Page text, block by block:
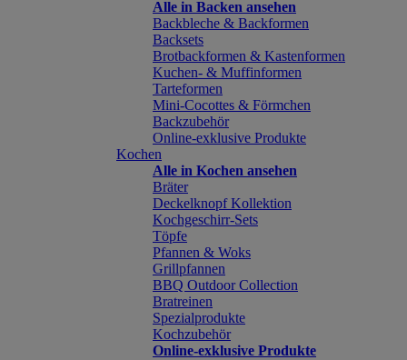
Alle in Backen ansehen
Backbleche & Backformen
Backsets
Brotbackformen & Kastenformen
Kuchen- & Muffinformen
Tarteformen
Mini-Cocottes & Förmchen
Backzubehör
Online-exklusive Produkte
Kochen
Alle in Kochen ansehen
Bräter
Deckelknopf Kollektion
Kochgeschirr-Sets
Töpfe
Pfannen & Woks
Grillpfannen
BBQ Outdoor Collection
Bratreinen
Spezialprodukte
Kochzubehör
Online-exklusive Produkte